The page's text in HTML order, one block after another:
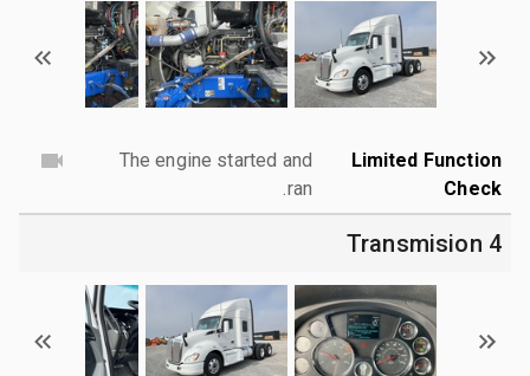
Limited Function
Check
The engine started and
ran.
4 Transmision